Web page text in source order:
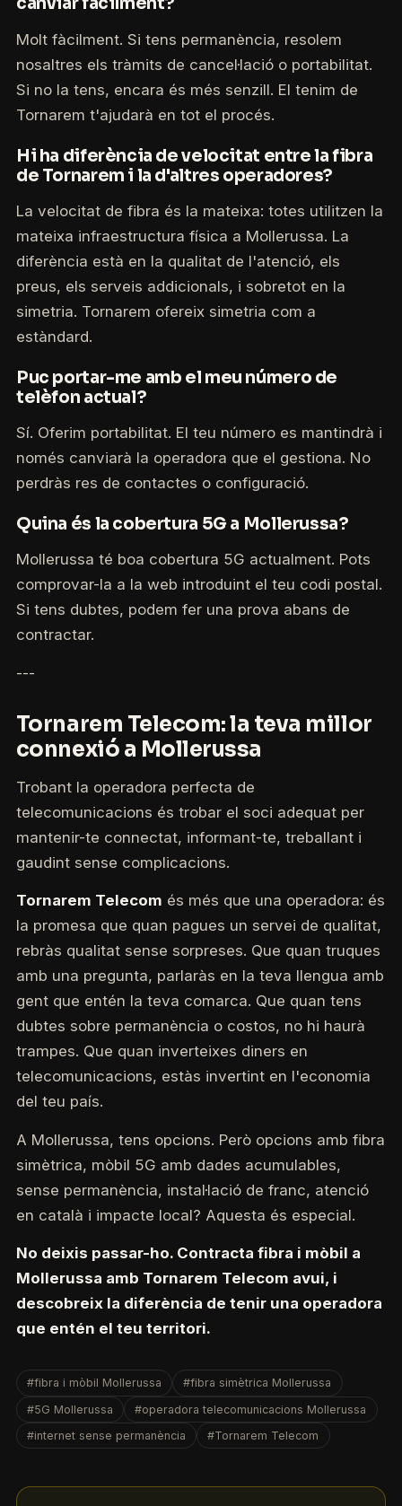
Molt fàcilment. Si tens permanència, resolem
nosaltres els tràmits de cancel·lació o portabilitat.
Si no la tens, encara és més senzill. El tenim de
Tornarem t'ajudarà en tot el procés.
Hi ha diferència de velocitat entre la fibra
de Tornarem i la d'altres operadores?
La velocitat de fibra és la mateixa: totes utilitzen la
mateixa infraestructura física a Mollerussa. La
diferència està en la qualitat de l'atenció, els
preus, els serveis addicionals, i sobretot en la
simetria. Tornarem ofereix simetria com a
estàndard.
Puc portar-me amb el meu número de
telèfon actual?
Sí. Oferim portabilitat. El teu número es mantindrà i
només canviarà la operadora que el gestiona. No
perdràs res de contactes o configuració.
Quina és la cobertura 5G a Mollerussa?
Mollerussa té boa cobertura 5G actualment. Pots
comprovar-la a la web introduint el teu codi postal.
Si tens dubtes, podem fer una prova abans de
contractar.
---
Tornarem Telecom: la teva millor
connexió a Mollerussa
Trobant la operadora perfecta de
telecomunicacions és trobar el soci adequat per
mantenir-te connectat, informant-te, treballant i
gaudint sense complicacions.
Tornarem Telecom és més que una operadora: és
la promesa que quan pagues un servei de qualitat,
rebràs qualitat sense sorpreses. Que quan truques
amb una pregunta, parlaràs en la teva llengua amb
gent que entén la teva comarca. Que quan tens
dubtes sobre permanència o costos, no hi haurà
trampes. Que quan inverteixes diners en
telecomunicacions, estàs invertint en l'economia
del teu país.
A Mollerussa, tens opcions. Però opcions amb fibra
simètrica, mòbil 5G amb dades acumulables,
sense permanència, instal·lació de franc, atenció
en català i impacte local? Aquesta és especial.
No deixis passar-ho. Contracta fibra i mòbil a
Mollerussa amb Tornarem Telecom avui, i
descobreix la diferència de tenir una operadora
que entén el teu territori.
#fibra i mòbil Mollerussa
#fibra simètrica Mollerussa
#5G Mollerussa
#operadora telecomunicacions Mollerussa
#internet sense permanència
#Tornarem Telecom